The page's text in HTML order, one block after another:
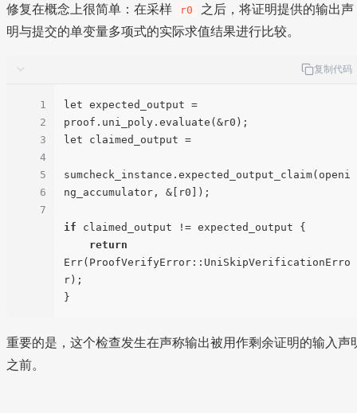
修复在概念上很简单：在采样 r0
之后，将证明提供的输出声
明与提交的单变量多项式的实际求值结果进行比较。
复制代码
1
2
3
4
5
6
7
let expected_output =
proof.uni_poly.evaluate(&r0);
let claimed_output =
sumcheck_instance.expected_output_claim(openi
ng_accumulator, &[r0]);
if claimed_output != expected_output {
return
Err(ProofVerifyError::UniSkipVerificationErro
r);
重要的是，这个检查发生在声称输出被用作剩余证明的输入声
之前。